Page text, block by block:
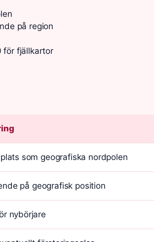
på region
för fjällkartor
som geografiska nordpolen
på geografisk position
nybörjare